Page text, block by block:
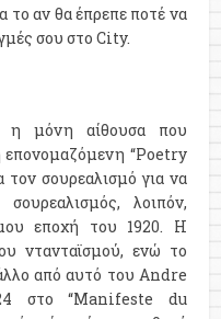
το αν θα έπρεπε ποτέ να
σου στο City.
η μόνη αίθουσα που
“Poetry
σουρεαλισμό για να
λοιπόν,
εποχή του 1920. Η
ντανταϊσμού, ενώ το
από αυτό του Andre
στο “Manifeste du